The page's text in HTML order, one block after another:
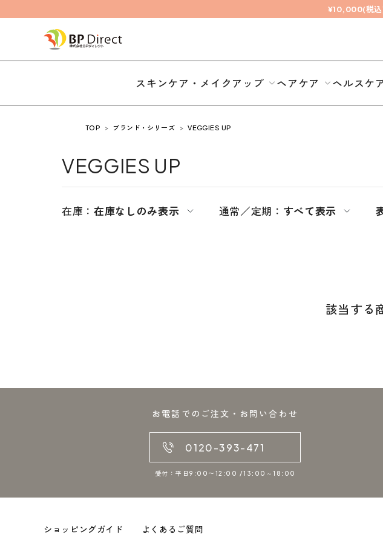
¥10,000(税込
スキンケア・メイクアップ ヘアケア ヘルスケ
TOP ブランド・シリーズ VEGGIES UP
VEGGIES UP
在庫：在庫なしのみ表示 通常／定期： すべて表示
該当する
お電話でのご注文・お問い合わせ
0120-393-471
受付：平日9:00〜12:00 /13:00～18:00
ショッピングガイド よくあるご質問